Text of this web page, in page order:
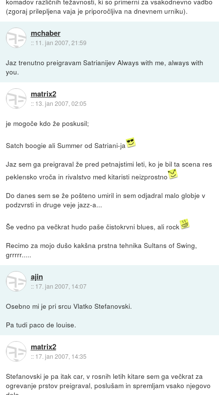
(zgoraj prilepljena vaja je priporočljiva na dnevnem urniku).
mchaber
:: 11. jan 2007, 21:59
Jaz trenutno preigravam Satrianijev Always with me, always with
you.
matrix2
:: 13. jan 2007, 02:05
je mogoče kdo že poskusil;
Satch boogie ali Summer od Satriani-ja
Jaz sem ga preigraval že pred petnajstimi leti, ko je bil ta scena res
peklensko vroča in rivalstvo med kitaristi neizprostno
Do danes sem se že pošteno umiril in sem odjadral malo globje v
podzvrsti in druge veje jazz-a...
Še vedno pa večkrat hudo paše čistokrvni blues, ali rock
Recimo za mojo dušo kakšna prstna tehnika Sultans of Swing,
grrrrr.....
ajin
:: 17. jan 2007, 14:07
Osebno mi je pri srcu Vlatko Stefanovski.
Pa tudi paco de louise.
matrix2
:: 17. jan 2007, 14:35
Stefanovski je pa itak car, v rosnih letih kitare sem ga večkrat za
ogrevanje prstov preigraval, poslušam in spremljam vsako njegovo